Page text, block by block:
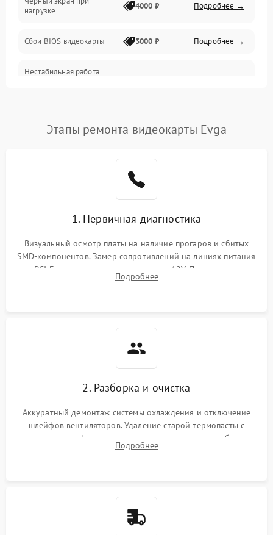
Электропитание
ПО
Электронные компоненты
Общие поломки
Механические повреждения
нагрузке
4000 ₽ Подробнее →
Сбои BIOS видеокарты 3000 ₽ Подробнее →
Нестабильная работа
Этапы ремонта видеокарты Evga
1. Первичная диагностика
Визуальный осмотр платы на наличие прогаров и сбитых
SMD-компонентов. Замер сопротивлений на линиях питания
PCI-E и дополнительных разъемах 12V. Проверка на
короткое замыкание основных дросселей питания GPU и
Подробнее
2. Разборка и очистка
Аккуратный демонтаж системы охлаждения и отключение
шлейфов вентиляторов. Удаление старой термопасты с
кристалла графического чипа и термопрокладок с банок
памяти и зоны VRM. Очистка платы от пыли и окислов.
Подробнее